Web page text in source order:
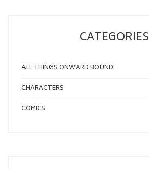
CATEGORIES
ALL THINGS ONWARD BOUND
CHARACTERS
COMICS